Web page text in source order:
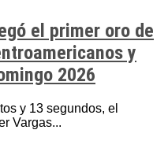
el primer oro de
y
2026
y 13 segundos, el
Vargas...